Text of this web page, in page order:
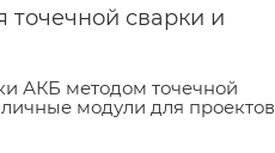
точечной сварки и
АКБ методом точечной
модули для проектов